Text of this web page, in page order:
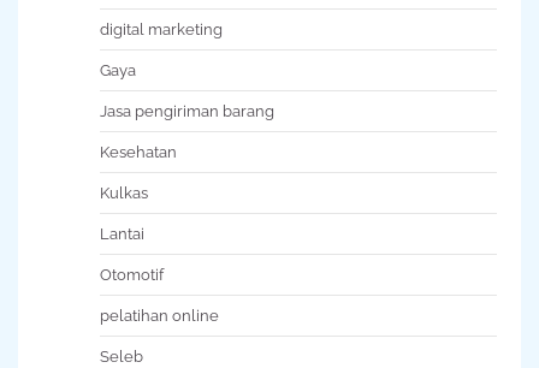
digital marketing
Gaya
Jasa pengiriman barang
Kesehatan
Kulkas
Lantai
Otomotif
pelatihan online
Seleb